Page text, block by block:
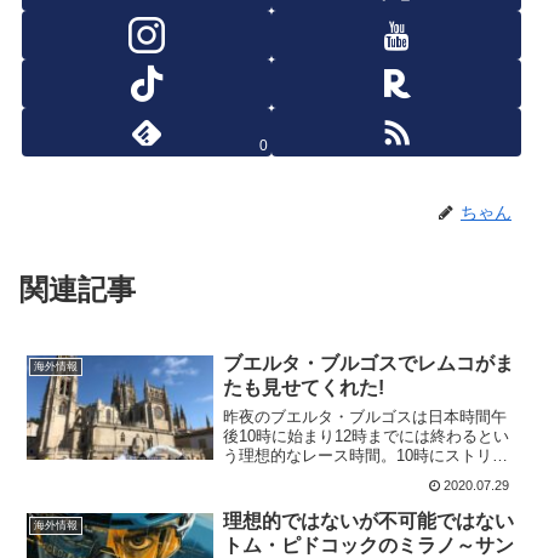
0
ちゃん
関連記事
海外情報
ブエルタ・ブルゴスでレムコがま
たも見せてくれた!
昨夜のブエルタ・ブルゴスは日本時間午
後10時に始まり12時までには終わるとい
う理想的なレース時間。10時にストリー
ミングが始まった時には、すでに残り
75km。4人が逃げている展開だったが、
彼らも時速50km/h前後で進んでいる。逃
げをつぶし...
2020.07.29
海外情報
理想的ではないが不可能ではない
トム・ピドコックのミラノ～サン